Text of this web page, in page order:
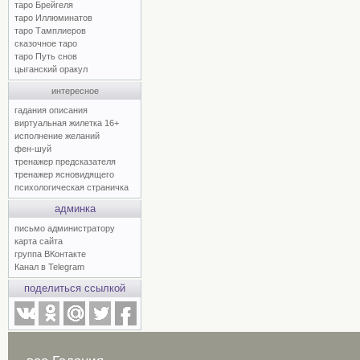
таро Брейгеля
таро Иллюминатов
таро Тамплиеров
сказочное таро
таро Путь снов
цыганский оракул
интересное
гадания описания
виртуальная жилетка 16+
исполнение желаний
фен-шуй
тренажер предсказателя
тренажер ясновидящего
психологическая страничка
админка
письмо администратору
карта сайта
группа ВКонтакте
Канал в Telegram
поделиться ссылкой